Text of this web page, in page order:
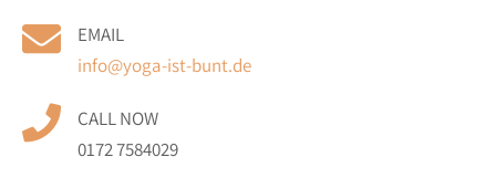
EMAIL
info@yoga-ist-bunt.de
CALL NOW
0172 7584029